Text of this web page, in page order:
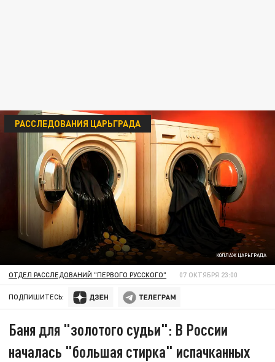
КОЛЛАЖ ЦАРЬГРАДА
РАССЛЕДОВАНИЯ ЦАРЬГРАДА
ОТДЕЛ РАССЛЕДОВАНИЙ "ПЕРВОГО РУССКОГО" 07 ОКТЯБРЯ 23:00
ПОДПИШИТЕСЬ:
Баня для "золотого судьи": В России
началась "большая стирка" испачканных